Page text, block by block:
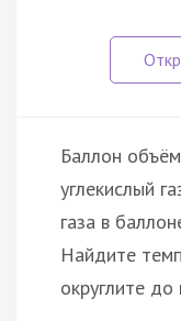
Баллон
углекислый
газа в
Найдите
округлите